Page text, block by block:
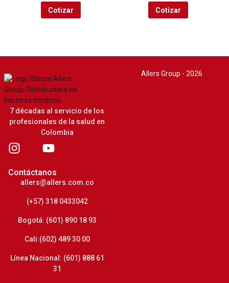
Cotizar Cotizar
7 décadas al servicio de los
profesionales de la salud en
Colombia
Contáctanos
allers@allers.com.co
(+57) 318 0433042
Bogotá: (601) 890 18 93
Cali:(602) 489 30 00
Línea Nacional: (601) 888 61
31
Allers Group - 2026